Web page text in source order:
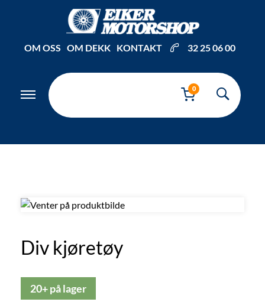
OM OSS OM DEKK KONTAKT 32 25 06 00
0
Div kjøretøy
20+ på lager